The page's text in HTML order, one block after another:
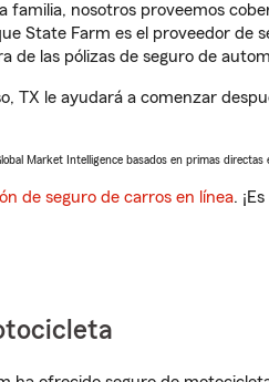
familia, nosotros proveemos
State Farm es el proveedor de
de las pólizas de seguro de
TX le ayudará a comenzar
Market Intelligence basados en primas directas
de seguro de carros en línea.